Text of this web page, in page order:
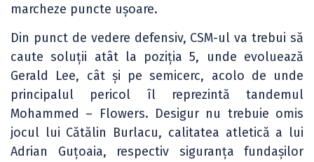
marcheze puncte ușoare.
Din punct de vedere defensiv, CSM-ul va trebui să
caute soluții atât la poziția 5, unde evoluează
Gerald Lee, cât și pe semicerc, acolo de unde
principalul pericol îl reprezintă tandemul
Mohammed – Flowers. Desigur nu trebuie omis
jocul lui Cătălin Burlacu, calitatea atletică a lui
Adrian Guțoaia, respectiv siguranța fundașilor